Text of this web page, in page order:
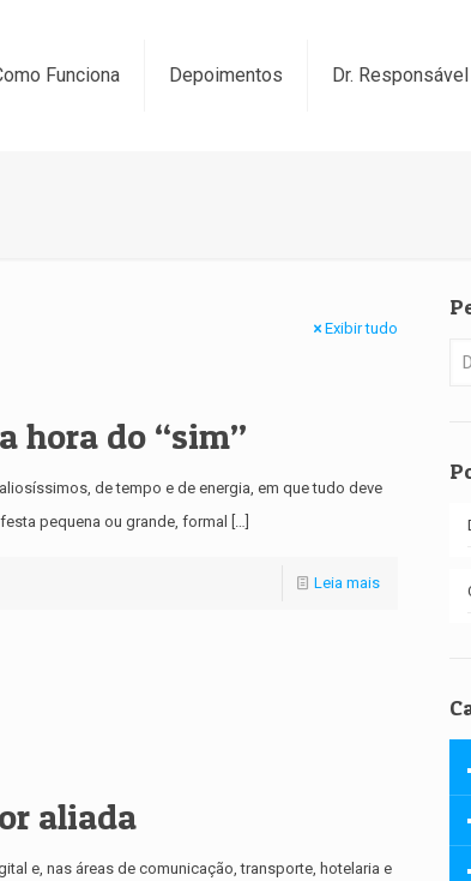
Funciona Depoimentos Dr. Responsável
Exibir tudo
hora do “sim”
de tempo e de energia, em que tudo deve
pequena ou grande, formal
[…]
Leia mais
aliada
e, nas áreas de comunicação, transporte, hotelaria e